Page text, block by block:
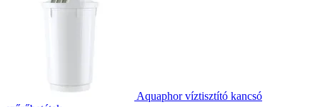
Aquaphor víztisztító kancsó